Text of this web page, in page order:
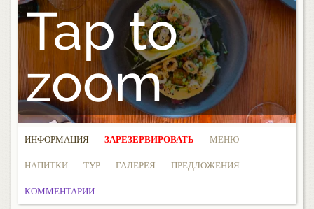
Tap to
zoom
ИНФОРМАЦИЯ ЗАРЕЗЕРВИРОВАТЬ МЕНЮ
НАПИТКИ ТУР ГАЛЕРЕЯ ПРЕДЛОЖЕНИЯ
КОММЕНТАРИИ